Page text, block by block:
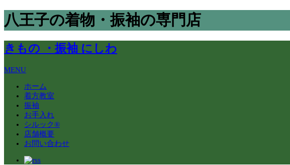
八王子の着物・振袖の専門店
きもの ・振袖 にしわ
MENU
ホーム
着方教室
振袖
お手入れ
シルック®
店舗概要
お問い合わせ